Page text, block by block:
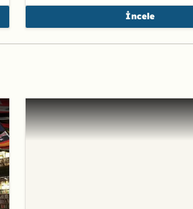
İncele